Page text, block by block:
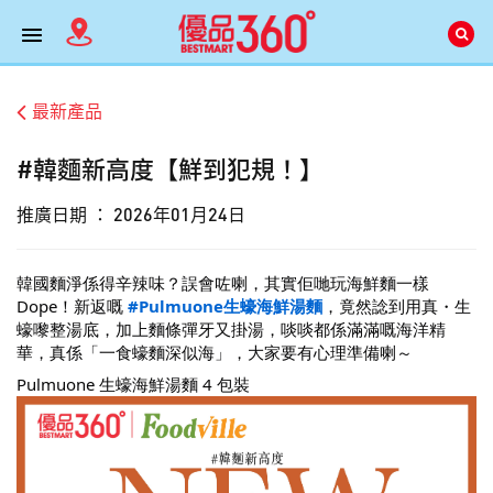
最新產品
#韓麵新高度【鮮到犯規！】
推廣日期 ： 2026年01月24日
韓國麵淨係得辛辣味？誤會咗喇，其實佢哋玩海鮮麵一樣
Dope！新返嘅 #Pulmuone生蠔海鮮湯麵 ，竟然諗到用真・生
蠔嚟整湯底，加上麵條彈牙又掛湯，啖啖都係滿滿嘅海洋精
華，真係「一食蠔麵深似海」，大家要有心理準備喇～
Pulmuone 生蠔海鮮湯麵 4 包裝